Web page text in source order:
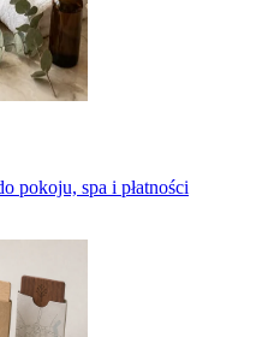
pokoju, spa i płatności